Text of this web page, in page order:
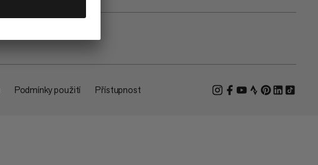
Podmínky použití Přístupnost